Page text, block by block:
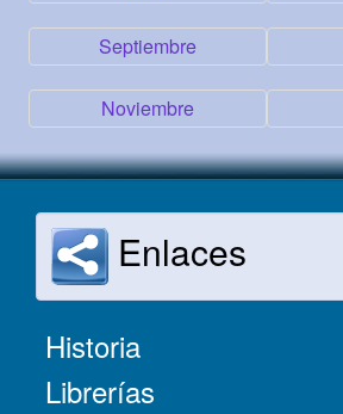
Septiembre
Noviembre
Enlaces
Historia
Librerías